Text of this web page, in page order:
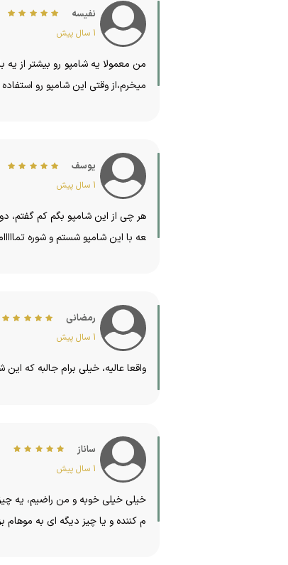
نفیسه
1 سال پیش
من معمولا یه شامپو رو بیشتر از
میخرم،از وقتی این شامپو رو
یوسف
1 سال پیش
هر چی از این شامپو بگم کم گفتم،
عه با این شامپو شستم و شوره
رمضاني
1 سال پیش
واقعا عاليه، خيلي برام جالبه كه
ساناز
1 سال پیش
خيلي خيلي خوبه و من راضيم، يه
م كننده و يا چيز ديگه اي به موهام